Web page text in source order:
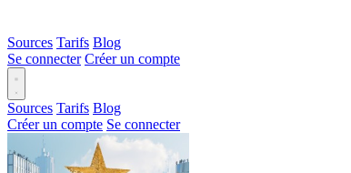
Sources Tarifs Blog
Se connecter Créer un compte
Sources Tarifs Blog
Créer un compte Se connecter